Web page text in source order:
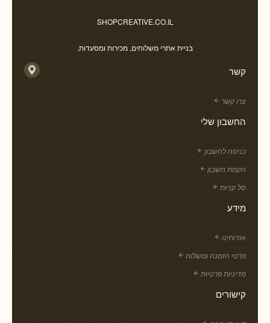
SHOPCREATIVE.CO.IL
בניית אתרי משלוחים, מכירות ומסעדות.
קשר
צרו קשר
החשבון שלי
כניסה לחשבון
הקמת חשבון
סל קניות
מידע
אודותינו
פרטי הזמנה ומשלוח
מדיניות פרטיות
קישורים